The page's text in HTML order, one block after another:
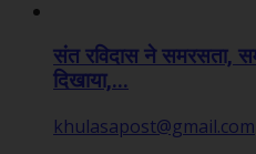
संत रविदास ने समरसता,
दिखाया,...
khulasapost@gmail.com